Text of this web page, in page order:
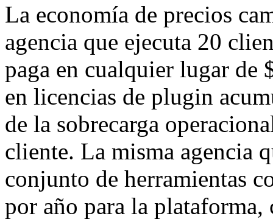
La economía de precios
agencia que ejecuta 20
paga en cualquier lugar de
en licencias de plugin
de la sobrecarga
cliente. La misma agencia
conjunto de herramientas
por año para la plataforma,